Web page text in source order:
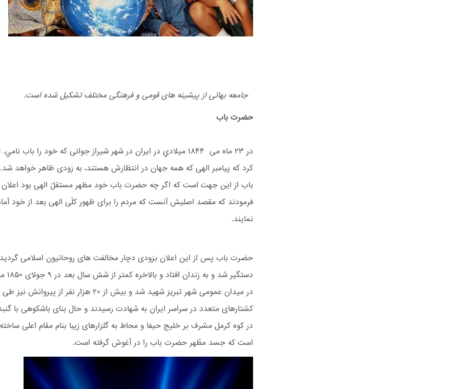
جامعه بهائی از پیشینه های قومی و فرهنگی مختلف تشكیل شده است.
حضرت باب
در ۲۳ ماه می ۱۸۴۴ ميلادي در ایران در شهر شیراز جوانی که خود را باب
کرد که پیامبر الهی که همه جهان در انتظارش هستند، به زودی ظاهر خواهد
باب از این جهت است که اگر چه حضرت باب خود مظهر مستقلّ الهی بود اعلان
فرمودند که مقصد اصلیش آنست که مردم را برای ظهور کلّی الهی بعد از خود
نمایند.
حضرت باب پس از این اعلان بزودی دچار مخالفت های روحانیون اسلامی
دستگیر
در میدان عمومی شهر تبریز شهید شد و بیش از ۲۰ هزار نفر از پیروانش نیز طی
کشتارهای متعدد در سراسر ایران به شهادت رسیدند و حال بنای باشكوهی با
در کوه کرمل مشرف بر خلیج حیفا و محاط به گلزارهای زیبا بنام مقام اعلی
است که جسد مطّهر حضرت باب را در آغوش گرفته است.